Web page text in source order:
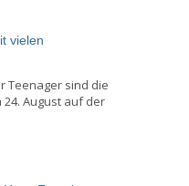
vielen
Teen­ager sind die
24. August auf der